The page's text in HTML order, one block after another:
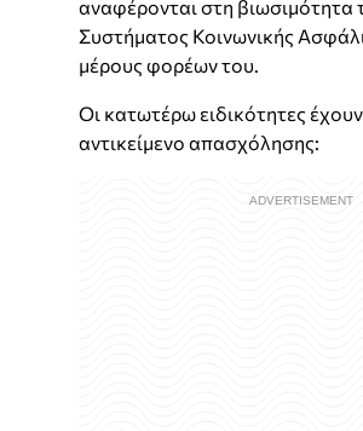
αναφέρονται στη βιωσιμότητα
Συστήματος Κοινωνικής
μέρους φορέων του.
Οι κατωτέρω ειδικότητες
αντικείμενο απασχόλησης: